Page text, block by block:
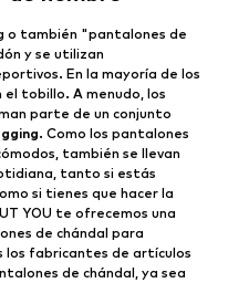
o también "pantalones de
y se utilizan
En la mayoría de los
el tobillo. A menudo, los
parte de un conjunto
. Como los pantalones
también se llevan
tanto si estás
si tienes que hacer la
YOU te ofrecemos una
de chándal para
los fabricantes de artículos
de chándal, ya sea